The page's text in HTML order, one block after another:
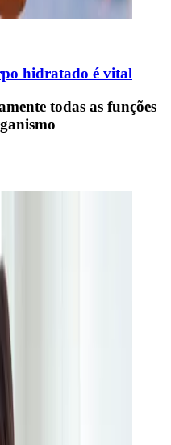
hidratado é vital
todas as funções